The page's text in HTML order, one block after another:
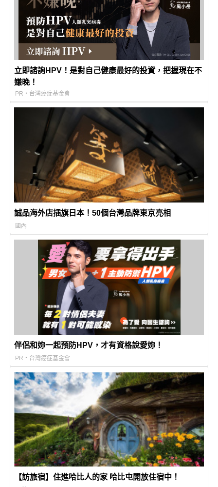
立即諮詢HPV！是對自己健康最好的投資，把握現在不
嫌晚！
PR・台灣癌症基金會
誠品海外店插旗日本！50個台灣品牌東京亮相
國內
伴侶和妳一起預防HPV，才有資格說愛妳！
PR・台灣癌症基金會
【訪旅宿】住進哈比人的家 哈比屯開放住宿中！